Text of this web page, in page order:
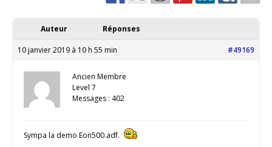
Auteur Réponses
10 janvier 2019 à 10 h 55 min #49169
Ancien Membre
Level 7
Messages : 402
Sympa la demo Eon500.adf.